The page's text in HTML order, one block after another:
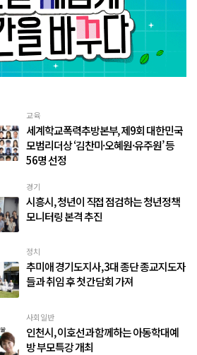
교육
세계학교폭력추방본부, 제9회 대한민국
모범리더상 ‘김찬미·오혜원·유주원’ 등
56명 선정
경기
시흥시, 청년이 직접 점검하는 청년정책
모니터링 본격 추진
정치
추미애 경기도지사, 3대 종단 종교지도자
들과 취임 후 첫 간담회 가져
사회일반
인천시, 이호선과 함께하는 아동학대예
방 부모특강 개최